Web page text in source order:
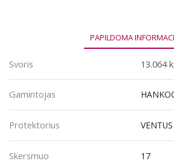
PAPILDOMA
Svoris 13.064
Gamintojas
Protektorius
Skersmuo 17